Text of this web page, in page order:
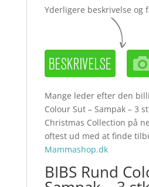
Yderligere beskrivelse og
Mange leder efter den
Colour Sut – Sampak – 3
Christmas Collection på
oftest ud med at finde
Mammashop.dk
BIBS Rund